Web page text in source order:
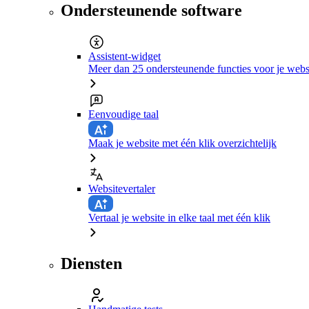
Ondersteunende software
Assistent-widget
Meer dan 25 ondersteunende functies voor je
Eenvoudige taal
Maak je website met één klik overzichtelijk
Websitevertaler
Vertaal je website in elke taal met één klik
Diensten